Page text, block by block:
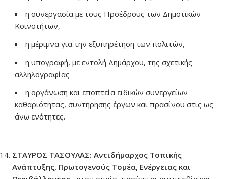
η συνεργασία με τους Προέδρους των Δημοτικών
Κοινοτήτων,
η μέριμνα για την εξυπηρέτηση των πολιτών,
η υπογραφή, με εντολή Δημάρχου, της σχετικής
αλληλογραφίας
η οργάνωση και εποπτεία ειδικών συνεργείων
καθαριότητας, συντήρησης έργων και πρασίνου στις ως
άνω ενότητες.
ΣΤΑΥΡΟΣ ΤΑΣΟΥΛΑΣ: Αντιδήμαρχος Τοπικής
Ανάπτυξης, Πρωτογενούς Τομέα, Ενέργειας και